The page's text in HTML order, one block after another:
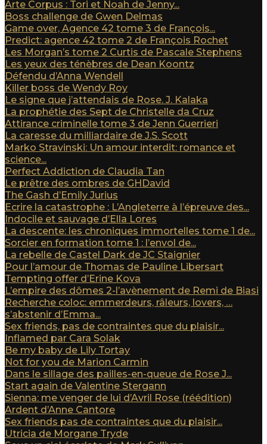
Arte Corpus : Tori et Noah de Jenny...
Boss challenge de Gwen Delmas
Game over, Agence 42 tome 3 de François...
Predict: agence 42 tome 2 de François Rochet
Les Morgan’s tome 2 Curtis de Pascale Stephens
Les yeux des ténèbres de Dean Koontz
Défendu d’Anna Wendell
Killer boss de Wendy Roy
Le signe que j’attendais de Rose. J. Kalaka
La prophétie des Sept de Christelle da Cruz
Attirance criminelle tome 3 de Jenn Guerrieri
La caresse du milliardaire de J.S. Scott
Marko Stravinski: Un amour interdit: romance et
science...
Perfect Addiction de Claudia Tan
Le prêtre des ombres de GHDavid
The Gash d’Emily Jurius
Ecrire la catastrophe : L’Angleterre à l’épreuve des...
Indocile et sauvage d’Ella Lores
La descente: les chroniques immortelles tome 1 de...
Sorcier en formation tome 1 : l’envol de...
La rebelle de Castel Dark de JC Staignier
Pour l’amour de Thomas de Pauline Libersart
Tempting offer d’Erine Kova
L’empire des dômes 2-l’avènement de Remi de Biasi
Recherche coloc: emmerdeurs, râleurs, lovers, …
s’abstenir d’Emma...
Sex friends, pas de contraintes que du plaisir...
Inflamed par Cara Solak
Be my baby de Lily Tortay
Not for you de Marion Carmin
Dans le sillage des pailles-en-queue de Rose J...
Start again de Valentine Stergann
Sienna: me venger de lui d’Avril Rose (réédition)
Ardent d’Anne Cantore
Sex friends pas de contraintes que du plaisir...
Utricia de Morgane Tryde